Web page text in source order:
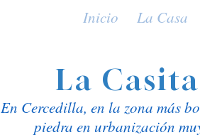
Inicio La Casa
La
En Cercedilla, en la zona más
piedra en urbanización